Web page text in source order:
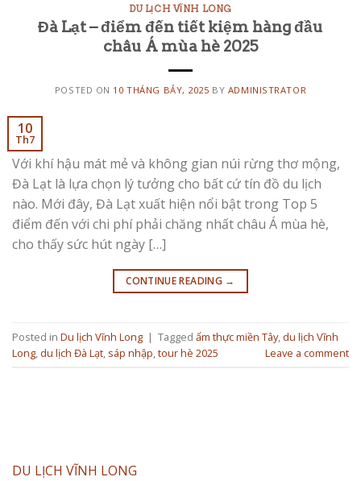
DU LỊCH VĨNH LONG
Đà Lạt – điểm đến tiết kiệm hàng đầu
châu Á mùa hè 2025
POSTED ON 10 THÁNG BẢY, 2025 BY ADMINISTRATOR
10
Th7
Với khí hậu mát mẻ và không gian núi rừng thơ mộng,
Đà Lạt là lựa chọn lý tưởng cho bất cứ tín đồ du lịch
nào. Mới đây, Đà Lạt xuất hiện nổi bật trong Top 5
điểm đến với chi phí phải chăng nhất châu Á mùa hè,
cho thấy sức hút ngày […]
CONTINUE READING →
Posted in Du lịch Vĩnh Long | Tagged ẩm thực miền Tây, du lịch Vĩnh
Long, du lịch Đà Lạt, sáp nhập,tour hè 2025 Leave a comment
DU LỊCH VĨNH LONG